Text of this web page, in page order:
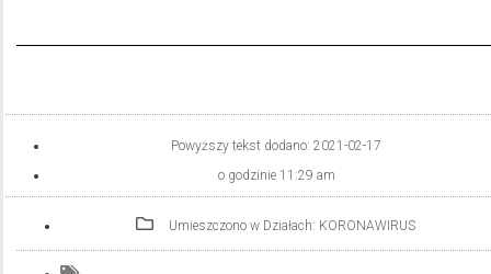
Powyższy tekst dodano: 2021-02-17
o godzinie 11:29 am
Umieszczono w Działach: KORONAWIRUS